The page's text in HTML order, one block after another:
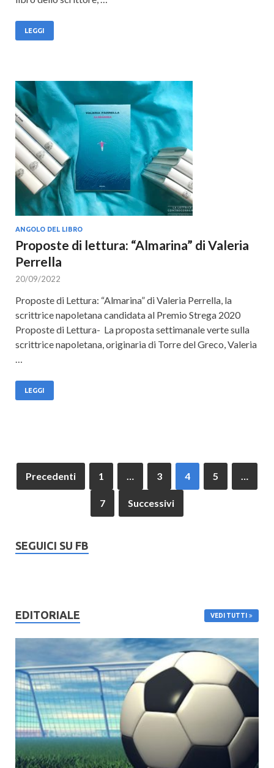
LEGGI
ANGOLO DEL LIBRO
Proposte di lettura: “Almarina” di Valeria
Perrella
20/09/2022
Proposte di Lettura: “Almarina” di Valeria Perrella, la
scrittrice napoletana candidata al Premio Strega 2020
Proposte di Lettura- La proposta settimanale verte sulla
scrittrice napoletana, originaria di Torre del Greco, Valeria
…
LEGGI
Precedenti 1 … 3 4 5 …
7 Successivi
SEGUICI SU FB
EDITORIALE VEDI TUTTI